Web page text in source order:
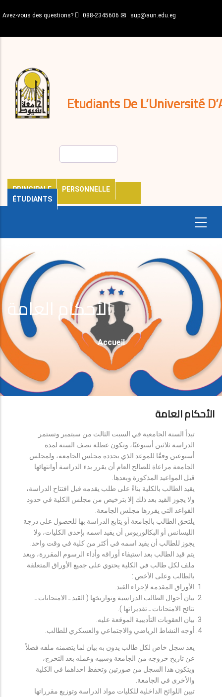
au
principal
Avez-vous des questions? 088-2345606 sup@aun.edu.eg
Etudiants De L’Université
PRINCIPALE
PERSONNELLE
ÉTUDIANTS
décisions
Expatriés
Journal
الأحكام العامة
Fil
D'Ariane
Accueil
الأحكام العامة
تبدأ السنة الجامعية في السبت الثالث من سبتمبر وتستمر
الدراسة ثلاثين أسبوعيًا، وتكون عطلة نصف السنة لمدة
أسبوعين وفقًا للموعد الذي يحدده مجلس الجامعة، ولمجلس
الجامعة مراعاة للصالح العام أن يقرر بدء الدراسة أوانتهائها
قبل المواعيد المذكورة وبعدها.
يقيد الطالب بالكلية بناءً على طلب يقدمه قبل افتتاح الدراسة،
ولا يجوز القيد بعد ذلك إلا بترخيص من مجلس الكلية في حدود
القواعد التي يقررها مجلس الجامعة.
يلتحق الطالب بالجامعة أو يتابع الدراسة بها للحصول على درجة
الليسانس أو البكالوريوس أن يقيد اسمه بإحدى الكليات، ولا
يجوز للطالب أن يقيد اسمه في أكثر من كلية في وقت واحد.
يتم قيد الطالب بعد استيفاء أوراقه وأداء الرسوم المقررة، ويعد
ملف لكل طالب في الكلية يحتوي على جميع الأوراق المتعلقة
بالطالب وعلى الأخص :
الأوراق المقدمة لإجراء القيد.
بيان أحوال الطالب الدراسية وتواريخها ( القيد ـ الامتحانات ـ
نتائح الامتحانات ـ تقديراتها ).
بيان العقوبات التأديبية الموقعة عليه.
أوجه النشاط الرياضي والاجتماعي والعسكري للطالب.
يعد سجل خاص لكل طالب يدون به بيان لما يتضمنه ملفه فضلاً
عن تاريخ خروجه من الجامعة وسببه وعمله بعد التخرج،
ويتكون هذا السجل من صورتين وتحفظ احداهما في الكلية
والأخرى في الجامعة.
تبين اللوائح الداخلية للكليات مواد الدراسة وتوزيع مقرراتها